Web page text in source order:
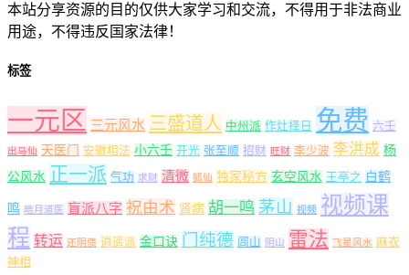
本站分享资源的目的仅供大家学习和交流，不得用于非法商业
用途，不得违反国家法律！
标签
一元区 三元风水 三盛道人 中州派 作灶择日 免费 六壬
出马仙 天医门 安徽相法 小六壬 开光 张至顺 招财 旺财 李少波 李洪成 杨
公风水 正一派 气功 求财 清微 狐仙 独家秘方 玄空风水 王亭之 白鹤
鸣 皓月道医 盲派八字 祝由术 肾病 胡一鸣 茅山 视频 视频课
程 转运 还阴债 逍遥派 金口诀 门纯德 闾山 阴山 雷法 飞星风水 麻衣
神相